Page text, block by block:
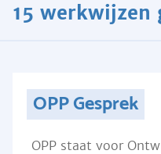
15 werkwijzen
OPP Gesprek
OPP staat voor